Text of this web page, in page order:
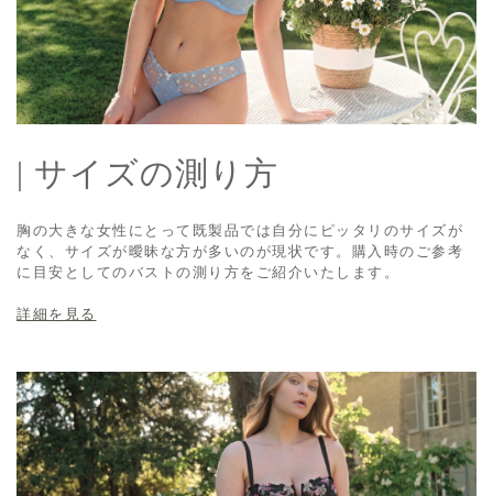
| サイズの測り方
胸の大きな女性にとって既製品では自分にピッタリのサイズが
なく、サイズが曖昧な方が多いのが現状です。購入時のご参考
に目安としてのバストの測り方をご紹介いたします。
詳細を見る